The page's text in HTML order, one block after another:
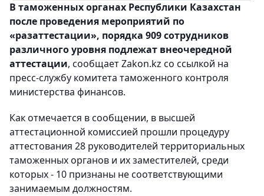
В таможенных органах Республики Казахстан
после проведения мероприятий по
«разаттестации», порядка 909 сотрудников
различного уровня подлежат внеочередной
аттестации, сообщает Zakon.kz со ссылкой на
пресс-службу комитета таможенного контроля
министерства финансов.
Как отмечается в сообщении, в высшей
аттестационной комиссией прошли процедуру
аттестования 28 руководителей территориальных
таможенных органов и их заместителей, среди
которых - 10 признаны не соответствующими
занимаемым должностям.